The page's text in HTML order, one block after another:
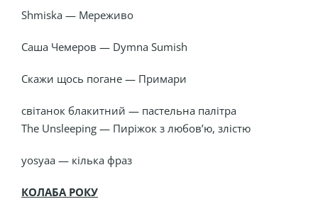
Shmiska — Мереживо
Саша Чемеров — Dymna Sumish
Скажи щось погане — Примари
світанок блакитний — пастельна палітра
The Unsleeping — Пиріжок з любов’ю, злістю
yosyaa — кілька фраз
КОЛАБА РОКУ